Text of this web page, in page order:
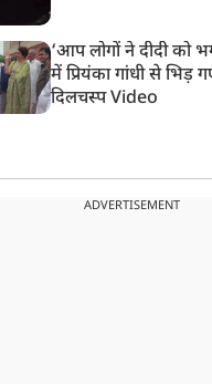
‘आप लोगों ने दीदी को
में प्रियंका गांधी से
दिलचस्प Video
ADVERTISEMENT